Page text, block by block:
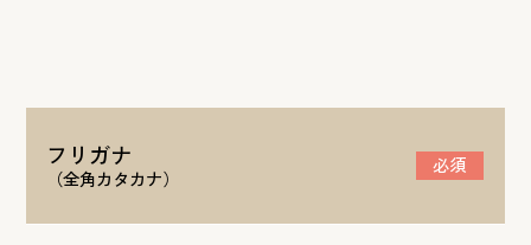
フリガナ
（全角カタカナ）
必須